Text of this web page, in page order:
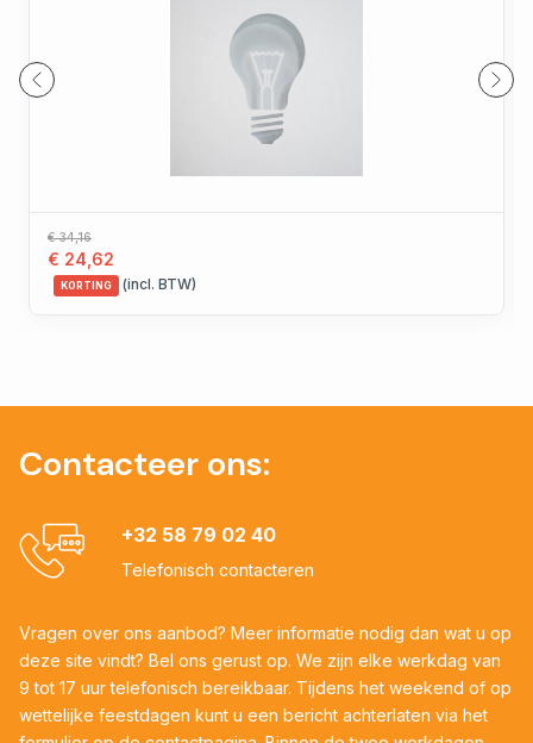
€ 34,16
€ 24,62
KORTING (incl. BTW)
Contacteer ons:
+32 58 79 02 40
Telefonisch contacteren
Vragen over ons aanbod? Meer informatie nodig dan wat u op
deze site vindt? Bel ons gerust op. We zijn elke werkdag van
9 tot 17 uur telefonisch bereikbaar. Tijdens het weekend of op
wettelijke feestdagen kunt u een bericht achterlaten via het